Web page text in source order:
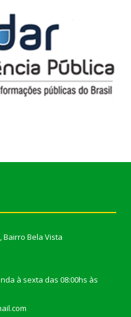
Bairro Bela Vista
à sexta das 08:00hs às